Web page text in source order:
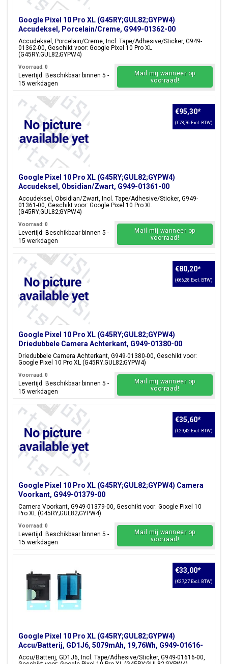
Google Pixel 10 Pro XL (G45RY;GUL82;GYPW4)
Accudeksel, Porcelain/Creme, G949-01362-00
Accudeksel, Porcelain/Creme, Incl. Tape/Adhesive/Sticker, G949-
01362-00, Geschikt voor: Google Pixel 10 Pro XL
(G45RY;GUL82;GYPW4)
Voorraad: 0
Levertijd: Beschikbaar binnen 5 -
15 werkdagen
Mail mij wanneer op
voorraad!
Google Pixel 10 Pro XL (G45RY;GUL82;GYPW4)
Accudeksel, Obsidian/Zwart, G949-01361-00
Accudeksel, Obsidian/Zwart, Incl. Tape/Adhesive/Sticker, G949-
01361-00, Geschikt voor: Google Pixel 10 Pro XL
(G45RY;GUL82;GYPW4)
€95,30*
(€78,76 Excl. BTW)
Voorraad: 0
Levertijd: Beschikbaar binnen 5 -
15 werkdagen
Mail mij wanneer op
voorraad!
Google Pixel 10 Pro XL (G45RY;GUL82;GYPW4)
Driedubbele Camera Achterkant, G949-01380-00
Driedubbele Camera Achterkant, G949-01380-00, Geschikt voor:
Google Pixel 10 Pro XL (G45RY;GUL82;GYPW4)
€80,20*
(€66,28 Excl. BTW)
Voorraad: 0
Levertijd: Beschikbaar binnen 5 -
15 werkdagen
Mail mij wanneer op
voorraad!
Google Pixel 10 Pro XL (G45RY;GUL82;GYPW4) Camera
Voorkant, G949-01379-00
Camera Voorkant, G949-01379-00, Geschikt voor: Google Pixel 10
Pro XL (G45RY;GUL82;GYPW4)
€35,60*
(€29,42 Excl. BTW)
Voorraad: 0
Levertijd: Beschikbaar binnen 5 -
15 werkdagen
Mail mij wanneer op
voorraad!
Google Pixel 10 Pro XL (G45RY;GUL82;GYPW4)
Accu/Batterij, GD1J6, 5079mAh, 19,76Wh, G949-01616-
00
Accu/Batterij, GD1J6, Incl. Tape/Adhesive/Sticker, G949-01616-00,
€33,00*
(€27,27 Excl. BTW)